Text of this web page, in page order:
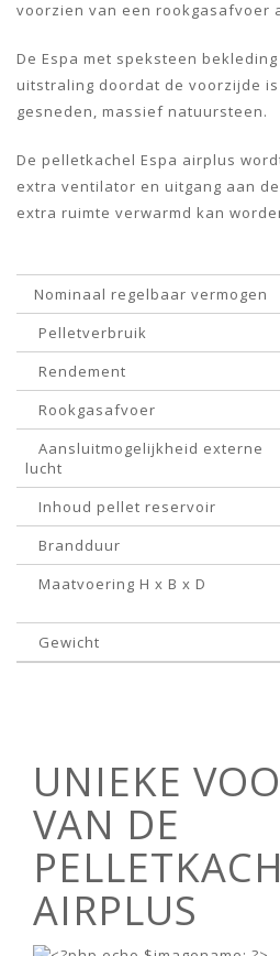
voorzien van een rookgasafvoer
De Espa met speksteen
uitstraling doordat de voorzijde
gesneden, massief natuursteen.
De pelletkachel Espa airplus
extra ventilator en uitgang aan
extra ruimte verwarmd kan
Nominaal regelbaar vermogen
Pelletverbruik
Rendement
Rookgasafvoer
Aansluitmogelijkheid externe
lucht
Inhoud pellet reservoir
Brandduur
Maatvoering H x B x D
Gewicht
UNIEKE
VAN DE
AIRPLUS